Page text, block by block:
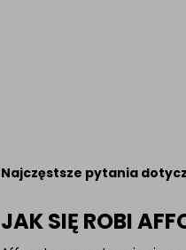
Najczęstsze pytania
JAK SIĘ ROBI